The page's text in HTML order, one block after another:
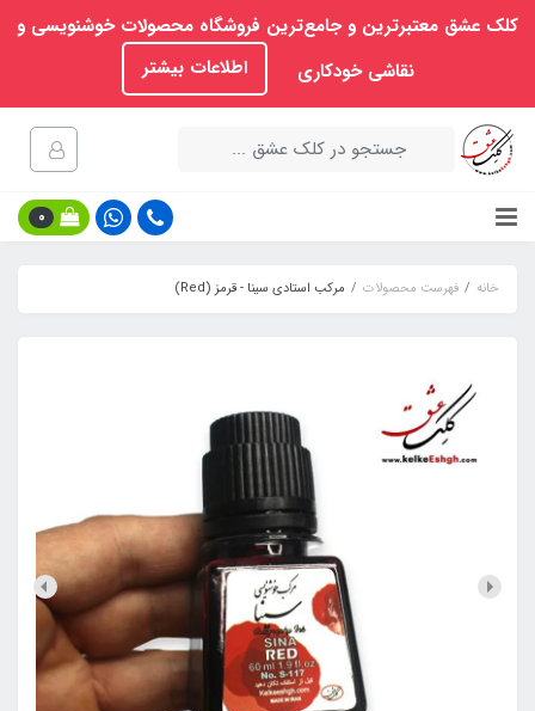
کلک عشق معتبرترین و جامع‌ترین فروشگاه محصولات خوشنویسی و
نقاشی خودکاری
اطلاعات بیشتر
0
خانه فهرست محصولات مرکب استادی سینا - قرمز (Red)